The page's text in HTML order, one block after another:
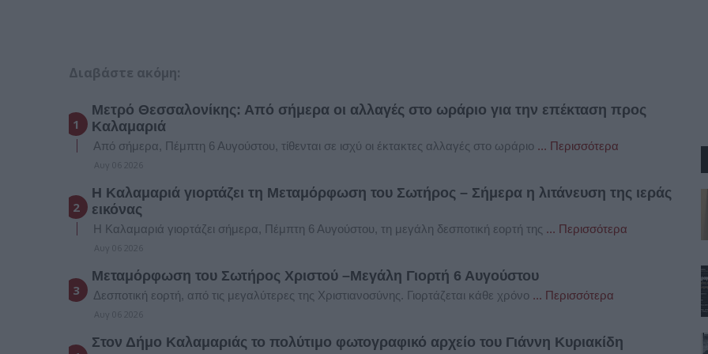
Διαβάστε ακόμη:
Μετρό Θεσσαλονίκης: Από σήμερα οι αλλαγές στο ωράριο για την επέκταση προς
Καλαμαριά
Από σήμερα, Πέμπτη 6 Αυγούστου, τίθενται σε ισχύ οι έκτακτες αλλαγές στο ωράριο ... Περισσότερα
Αυγ 06 2026
Η Καλαμαριά γιορτάζει τη Μεταμόρφωση του Σωτήρος – Σήμερα η λιτάνευση της ιεράς
εικόνας
Η Καλαμαριά γιορτάζει σήμερα, Πέμπτη 6 Αυγούστου, τη μεγάλη δεσποτική εορτή της ... Περισσότερα
Αυγ 06 2026
Μεταμόρφωση του Σωτήρος Χριστού –Μεγάλη Γιορτή 6 Αυγούστου
Δεσποτική εορτή, από τις μεγαλύτερες της Χριστιανοσύνης. Γιορτάζεται κάθε χρόνο ... Περισσότερα
Αυγ 06 2026
Στον Δήμο Καλαμαριάς το πολύτιμο φωτογραφικό αρχείο του Γιάννη Κυριακίδη